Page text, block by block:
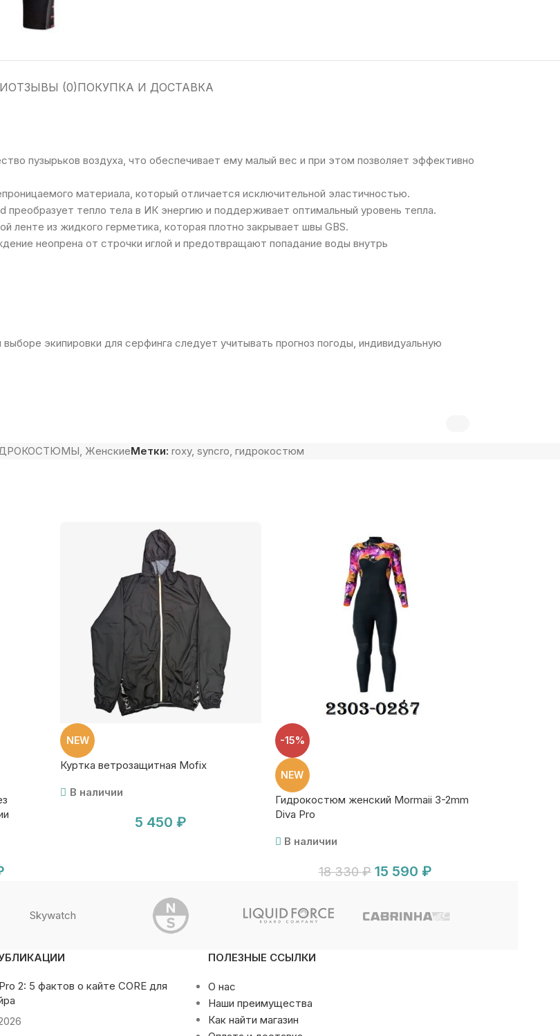
ОТЗЫВЫ (0)ПОКУПКА И ДОСТАВКА
пузырьков воздуха, что обеспечивает ему малый вес и при этом позволяет эффективно
материала, который отличается исключительной эластичностью.
преобразует тепло тела в ИК энергию и поддерживает оптимальный уровень тепла.
ленте из жидкого герметика, которая плотно закрывает швы GBS.
неопрена от строчки иглой и предотвращают попадание воды внутрь
для серфинга следует учитывать прогноз погоды, индивидуальную
, ЖенскиеМетки: roxy, syncro, гидрокостюм
NEW
Куртка ветрозащитная Mofix
В наличии
5 450 ₽
-15%
NEW
Гидрокостюм женский Mormaii 3-2mm
Diva Pro
В наличии
18 330₽ 15 590 ₽
Skywatch
2: 5 фактов о кайте CORE для
ПОЛЕЗНЫЕ ССЫЛКИ
О нас
Наши преимущества
Как найти магазин